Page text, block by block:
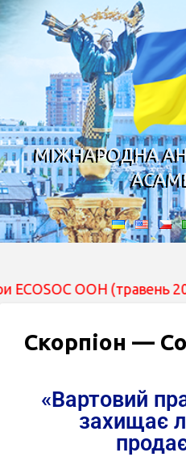
МІЖНАРОДНА
ООН (травень 2026
Скорпіон —
«Вартовий
захищає